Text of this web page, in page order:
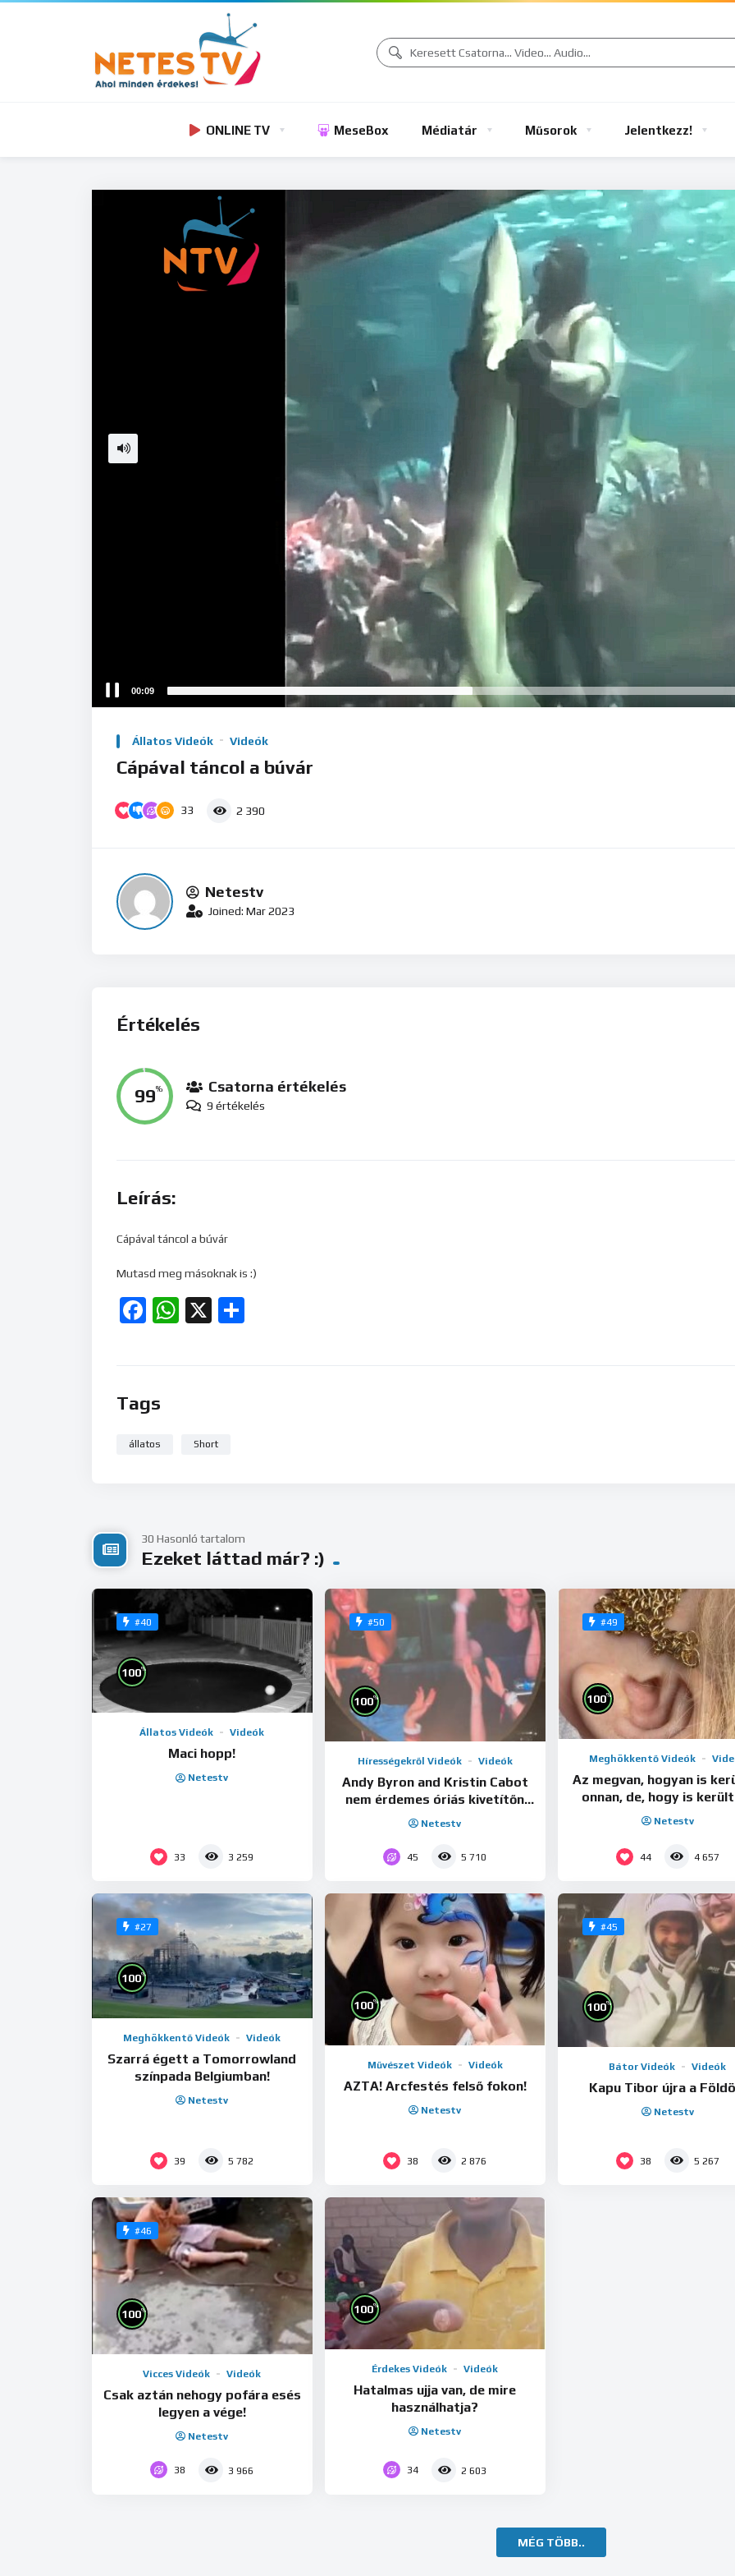
ONLINE TV MeseBox Médiatár Műsorok Jelentkezz!
Player
00:10
Állatos Videók Videók
Cápával táncol a búvár
33 2 390
Netestv
Joined: Mar 2023
Értékelés
99% Csatorna értékelés
9 értékelés
Leírás:
Cápával táncol a búvár
Mutasd meg másoknak is :)
Facebook
WhatsApp
X
Tags
állatos Short
30 Hasonló tartalom
Ezeket láttad már? :)
#40
100%
Állatos Videók Videók
Maci hopp!
Netestv
33 3 259
#50
100%
Hírességekről Videók Videók
Andy Byron and Kristin Cabot
nem érdemes óriás kivetítőn
csalni az asszonyt….
Netestv
45 5 710
#49
100%
Meghökkentő Videók
Az megvan, hogyan is
onnan, de, hogy is
oda?!
Netestv
44 4 657
#27
100%
Meghökkentő Videók Videók
Szarrá égett a Tomorrowland
színpada Belgiumban!
Netestv
39 5 782
100%
Művészet Videók Videók
AZTA! Arcfestés felső fokon!
Netestv
38 2 876
#45
100%
Bátor Videók Videók
Kapu Tibor újra a
Netestv
38 5 267
#46
100%
Vicces Videók Videók
Csak aztán nehogy pofára esés
legyen a vége!
Netestv
38 3 966
100%
Érdekes Videók Videók
Hatalmas ujja van, de mire
használhatja?
Netestv
34 2 603
MÉG TÖBB..